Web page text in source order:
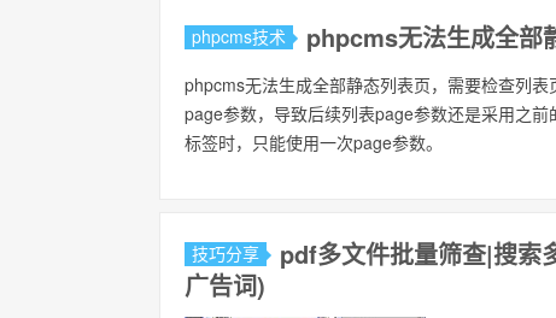
phpcms技术 phpcms无法生成全部
phpcms无法生成全部静态列表页，需要检查列
page参数，导致后续列表page参数还是采用之
标签时，只能使用一次page参数。
技巧分享
pdf多文件批量筛查|搜索
广告词)